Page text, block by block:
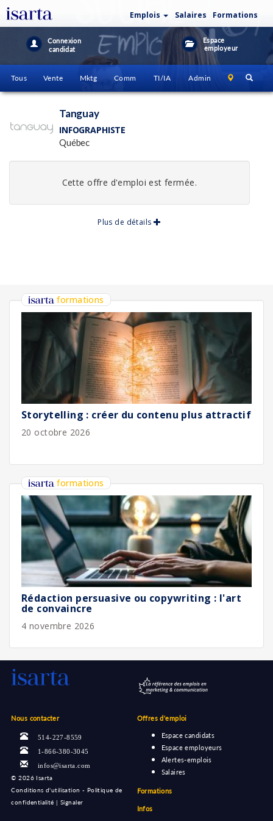
Emplois Salaires Formations
Connexion
candidat
Espace
employeur
Tous Vente Mktg Comm TI/IA Admin
Tanguay
INFOGRAPHISTE
Québec
Cette offre d'emploi est fermée.
Plus de détails
formations
Storytelling : créer du contenu plus attractif
20 octobre 2026
formations
Rédaction persuasive ou copywriting : l'art
de convaincre
4 novembre 2026
Nous contacter
514-227-8559
1-866-380-3045
infos@isarta.com
©2026 Isarta
Conditions d'utilisation - Politique de
confidentialité |Signaler
Offres d'emploi
Espace candidats
Espace employeurs
Alertes-emplois
Salaires
Formations
Infos